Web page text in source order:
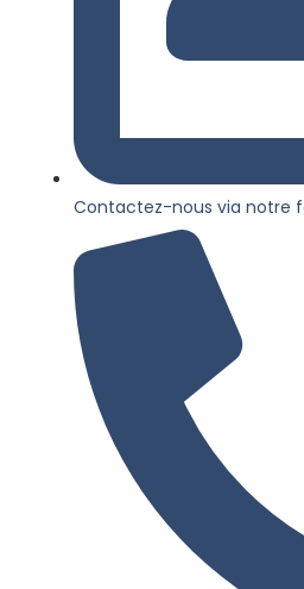
Contactez-nous via notre